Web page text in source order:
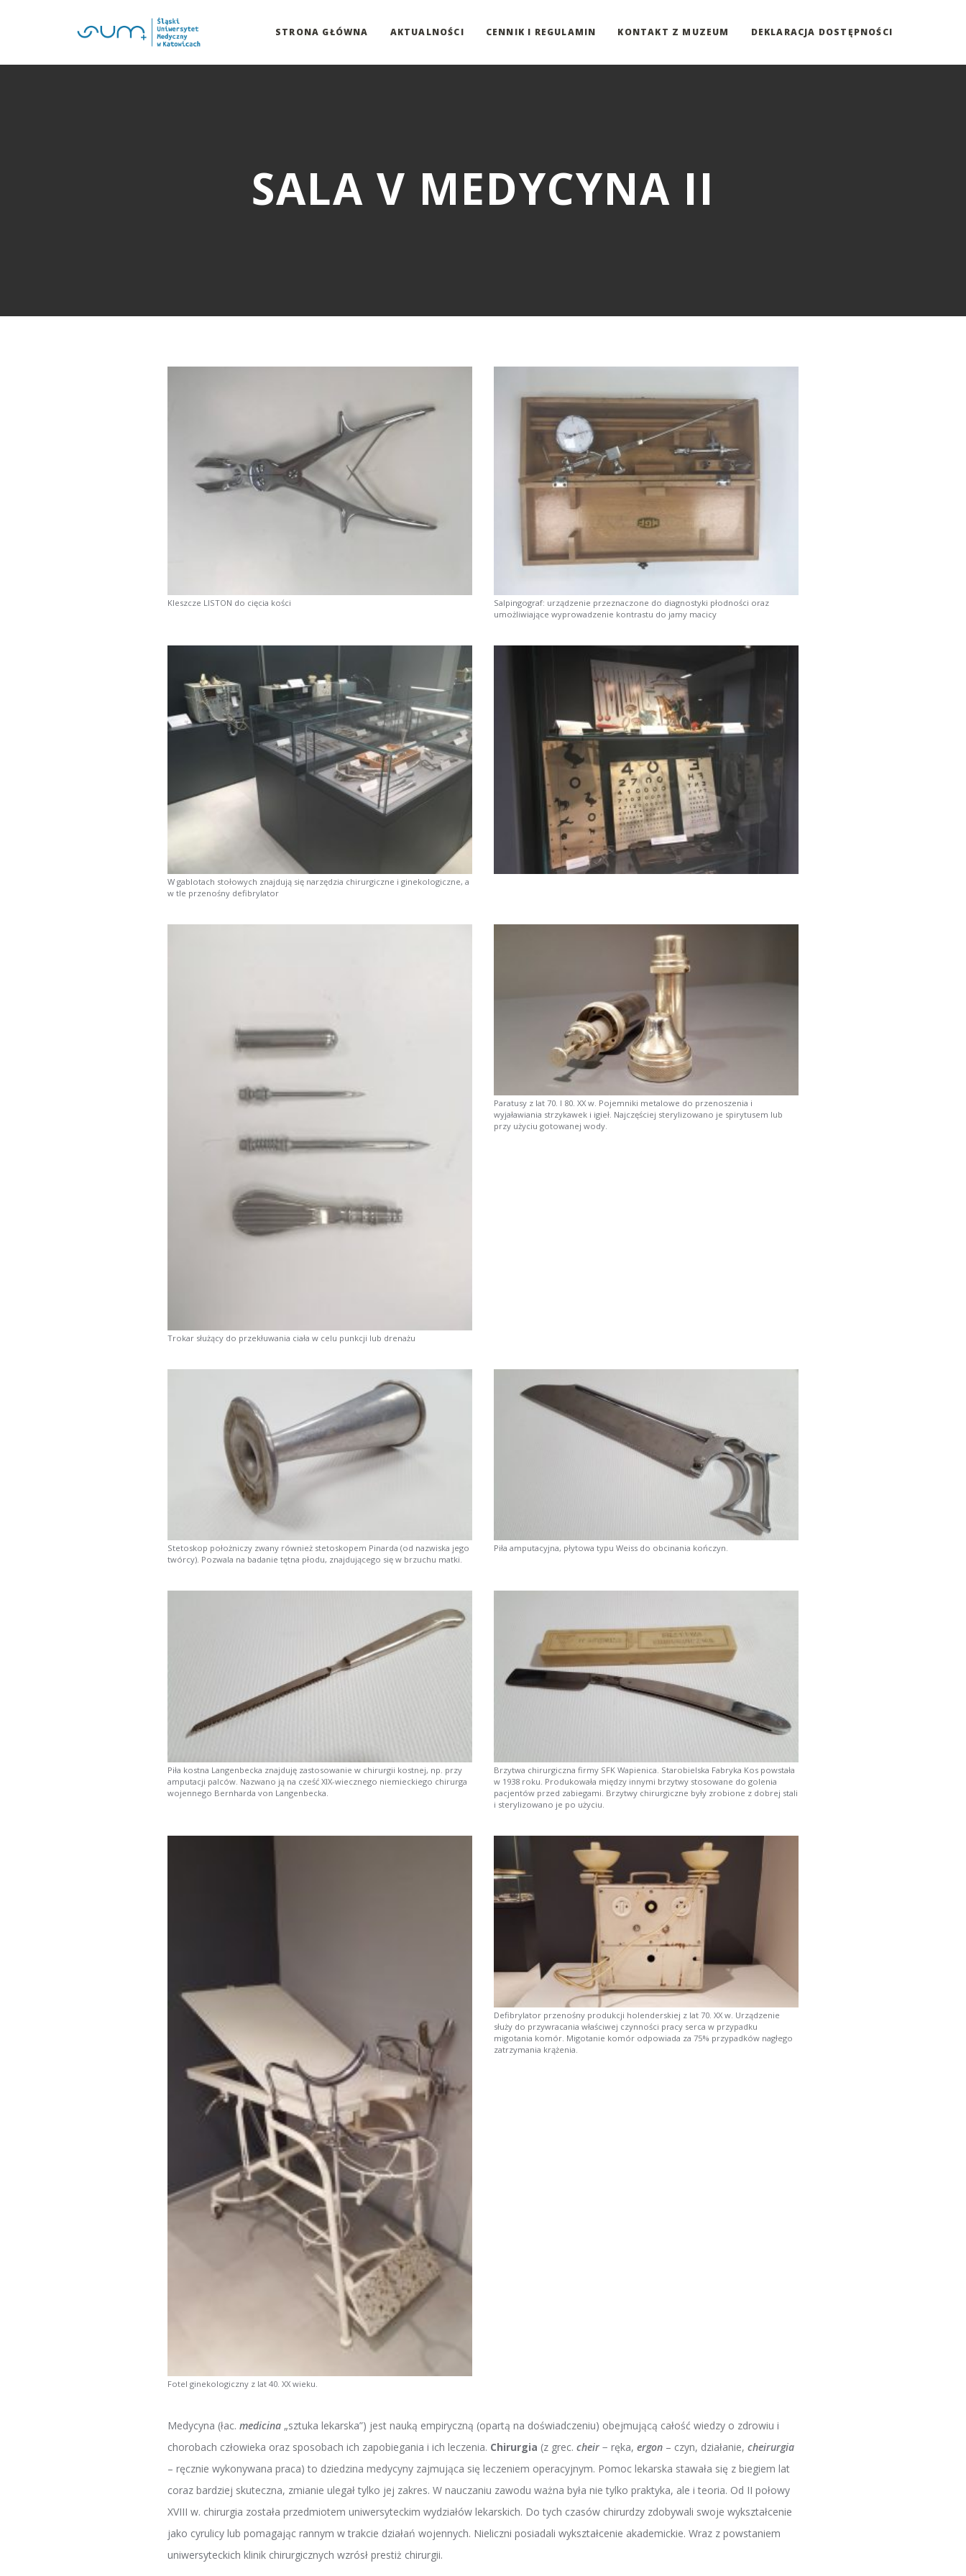
STRONA GŁÓWNA AKTUALNOŚCI CENNIK I REGULAMIN KONTAKT Z MUZEUM DEKLARACJA DOSTĘPNOŚCI
SALA V MEDYCYNA II
Kleszcze LISTON do cięcia kości
Salpingograf: urządzenie przeznaczone do diagnostyki płodności oraz
umożliwiające wyprowadzenie kontrastu do jamy macicy
W gablotach stołowych znajdują się narzędzia chirurgiczne i ginekologiczne, a
w tle przenośny defibrylator
Trokar służący do przekłuwania ciała w celu punkcji lub drenażu
Paratusy z lat 70. I 80. XX w. Pojemniki metalowe do przenoszenia i
wyjaławiania strzykawek i igieł. Najczęściej sterylizowano je spirytusem lub
przy użyciu gotowanej wody.
Stetoskop położniczy zwany również stetoskopem Pinarda (od nazwiska jego
twórcy). Pozwala na badanie tętna płodu, znajdującego się w brzuchu matki.
Piła amputacyjna, płytowa typu Weiss do obcinania kończyn.
Piła kostna Langenbecka znajduję zastosowanie w chirurgii kostnej, np. przy
amputacji palców. Nazwano ją na cześć XIX-wiecznego niemieckiego chirurga
wojennego Bernharda von Langenbecka.
Brzytwa chirurgiczna firmy SFK Wapienica. Starobielska Fabryka Kos powstała
w 1938 roku. Produkowała między innymi brzytwy stosowane do golenia
pacjentów przed zabiegami. Brzytwy chirurgiczne były zrobione z dobrej stali
i sterylizowano je po użyciu.
Fotel ginekologiczny z lat 40. XX wieku.
Defibrylator przenośny produkcji holenderskiej z lat 70. XX w. Urządzenie
służy do przywracania właściwej czynności pracy serca w przypadku
migotania komór. Migotanie komór odpowiada za 75% przypadków nagłego
zatrzymania krążenia.
Medycyna (łac.medicina „sztuka lekarska”) jest nauką empiryczną (opartą na doświadczeniu) obejmującą całość wiedzy o zdrowiu i
chorobach człowieka oraz sposobach ich zapobiegania i ich leczenia. Chirurgia (z grec.cheir − ręka,ergon – czyn, działanie,cheirurgia
– ręcznie wykonywana praca) to dziedzina medycyny zajmująca się leczeniem operacyjnym. Pomoc lekarska stawała się z biegiem lat
coraz bardziej skuteczna, zmianie ulegał tylko jej zakres. W nauczaniu zawodu ważna była nie tylko praktyka, ale i teoria. Od II połowy
XVIII w. chirurgia została przedmiotem uniwersyteckim wydziałów lekarskich. Do tych czasów chirurdzy zdobywali swoje wykształcenie
jako cyrulicy lub pomagając rannym w trakcie działań wojennych. Nieliczni posiadali wykształcenie akademickie. Wraz z powstaniem
uniwersyteckich klinik chirurgicznych wzrósł prestiż chirurgii.